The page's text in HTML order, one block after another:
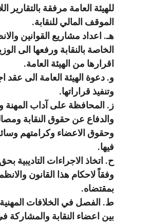
للهيئة العامة مرفقة بالتقارير
الموقف المالي للنقابة.
هـ. اعداد مشاريع القوانين
الخاصة بالنقابة ورفعها الى
اقرارها من الهيئة العامة.
و. دعوة الهيئة العامة الى عقد
وتنفيذ قراراتها.
ز. المحافظة على آداب المهنة
والدفاع عن حقوق النقابة
وحقوق الاعضاء وكرامتهم
فيها.
ح. اتخاذ الاجراءات التاديبية
وفقاً لاحكام هذا القانون
بمقتضاه.
ط. الفصل في الخلافات المهنية
بين اعضاء النقابة والمشاركة